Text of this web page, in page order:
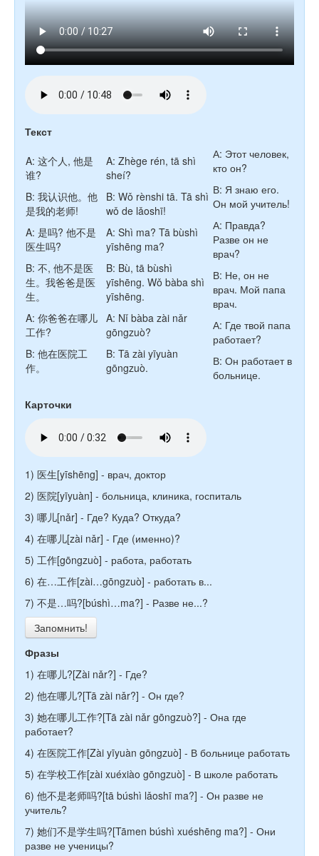
Текст
A: 这个人, 他是
谁?
B: 我认识他。他
是我的老师!
A: 是吗? 他不是
医生吗?
B: 不, 他不是医
生。我爸爸是医
生。
A: 你爸爸在哪儿
工作?
B: 他在医院工
作。
A: Zhège rén, tā shì
sheí?
B: Wǒ rènshi tā. Tā shì
wǒ de lǎoshī!
A: Shì ma? Tā bùshì
yīshēng ma?
B: Bù, tā bùshì
yīshēng. Wǒ bàba shì
yīshēng.
A: Nǐ bàba zài nǎr
gōngzuò?
B: Tā zài yīyuàn
gōngzuò.
А: Этот человек,
кто он?
В: Я знаю его.
Он мой учитель!
А: Правда?
Разве он не
врач?
В: Не, он не
врач. Мой папа
врач.
А: Где твой папа
работает?
В: Он работает в
больнице.
Карточки
1) 医生[yīshēng] - врач, доктор
2) 医院[yīyuàn] - больница, клиника, госпиталь
3) 哪儿[nǎr] - Где? Куда? Откуда?
4) 在哪儿[zài nǎr] - Где (именно)?
5) 工作[gōngzuò] - работа, работать
6) 在…工作[zài…gōngzuò] - работать в...
7) 不是…吗?[búshì…ma?] - Разве не...?
Запомнить!
Фразы
1) 在哪儿?[Zài nǎr?] - Где?
2) 他在哪儿?[Tā zài nǎr?] - Он где?
3) 她在哪儿工作?[Tā zài nǎr gōngzuò?] - Она где
работает?
4) 在医院工作[Zài yīyuàn gōngzuò] - В больнице работать
5) 在学校工作[zài xuéxiào gōngzuò] - В школе работать
6) 他不是老师吗?[tā búshì lǎoshī ma?] - Он разве не
учитель?
7) 她们不是学生吗?[Tāmen búshì xuéshēng ma?] - Они
разве не ученицы?